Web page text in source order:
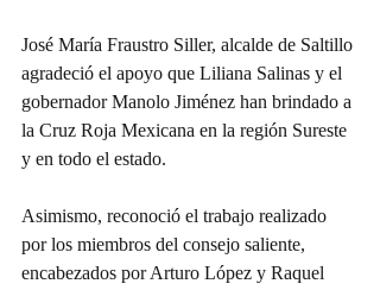
José María Fraustro Siller, alcalde de Saltillo
agradeció el apoyo que Liliana Salinas y el
gobernador Manolo Jiménez han brindado a
la Cruz Roja Mexicana en la región Sureste
y en todo el estado.
Asimismo, reconoció el trabajo realizado
por los miembros del consejo saliente,
encabezados por Arturo López y Raquel